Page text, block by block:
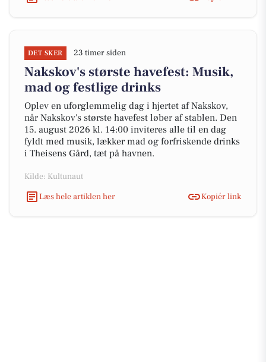
DET SKER 23 timer siden
Nakskov's største havefest: Musik,
mad og festlige drinks
Oplev en uforglemmelig dag i hjertet af Nakskov,
når Nakskov's største havefest løber af stablen. Den
15. august 2026 kl. 14:00 inviteres alle til en dag
fyldt med musik, lækker mad og forfriskende drinks
i Theisens Gård, tæt på havnen.
Kilde: Kultunaut
Læs hele artiklen her
Kopiér link